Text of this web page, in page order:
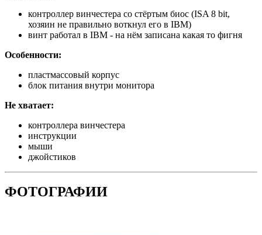
контроллер винчестера со стёртым биос (ISA 8 bit,
хозяин не правильно воткнул его в IBM)
винт работал в IBM - на нём записана какая то фигня
Особенности:
пластмассовый корпус
блок питания внутри монитора
Не хватает:
контроллера винчестера
инструкции
мыши
джойстиков
ФОТОГРАФИИ